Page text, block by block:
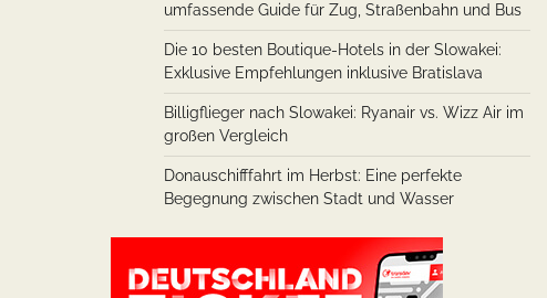
umfassende Guide für Zug, Straßenbahn und Bus
Die 10 besten Boutique-Hotels in der Slowakei:
Exklusive Empfehlungen inklusive Bratislava
Billigflieger nach Slowakei: Ryanair vs. Wizz Air im
großen Vergleich
Donauschifffahrt im Herbst: Eine perfekte
Begegnung zwischen Stadt und Wasser